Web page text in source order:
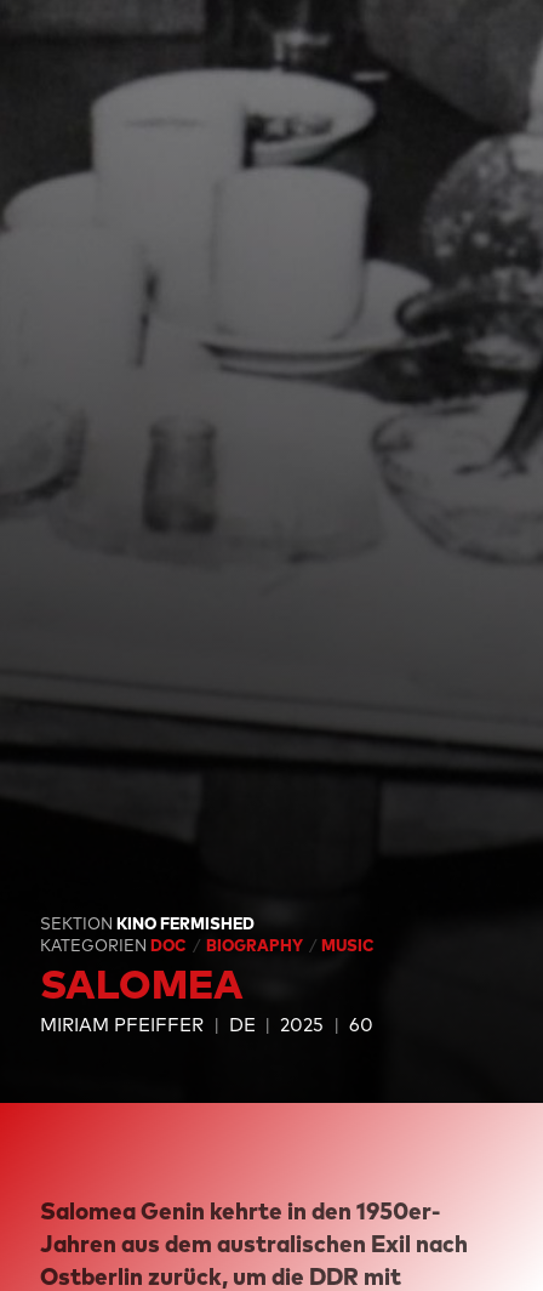
SEKTION KINO FERMISHED
KATEGORIEN DOC BIOGRAPHY MUSIC
SALOMEA
MIRIAM PFEIFFER DE 2025 60
Salomea Genin kehrte in den 1950er-
Jahren aus dem australischen Exil nach
Ostberlin zurück, um die DDR mit